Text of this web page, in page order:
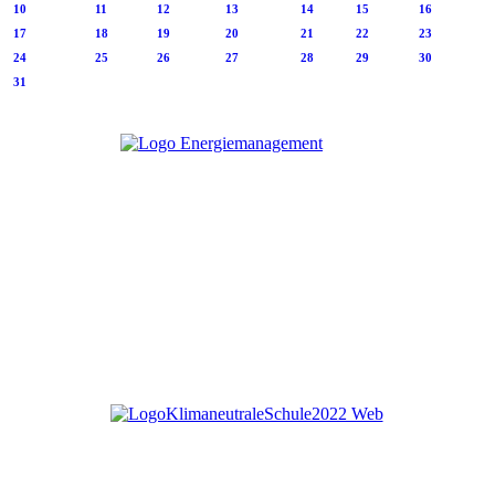
10
11 12 13 14 15
16
17
18 19 20 21 22
23
24
25 26 27 28 29
30
31